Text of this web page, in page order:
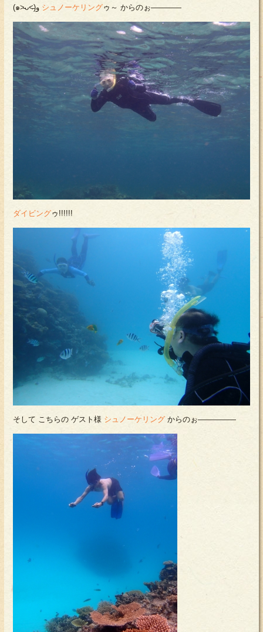
シュノーケリングゥ～ からのぉ――――
ダイビングゥ!!!!!!
そして こちらの ゲスト様 シュノーケリング からのぉ―――――